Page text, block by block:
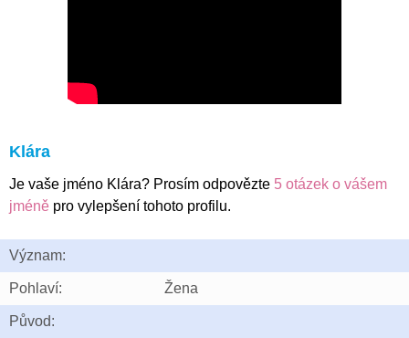
Klára
Je vaše jméno Klára? Prosím odpovězte 5 otázek o vášem
jméně pro vylepšení tohoto profilu.
Význam:
Pohlaví: Žena
Původ: